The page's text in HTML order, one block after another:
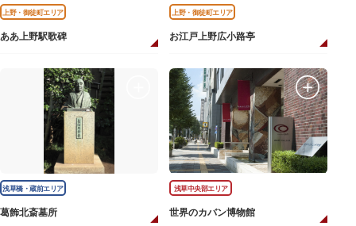
上野・御徒町エリア
ああ上野駅歌碑
上野・御徒町エリア
お江戸上野広小路亭
浅草橋・蔵前エリア
葛飾北斎墓所
浅草中央部エリア
世界のカバン博物館